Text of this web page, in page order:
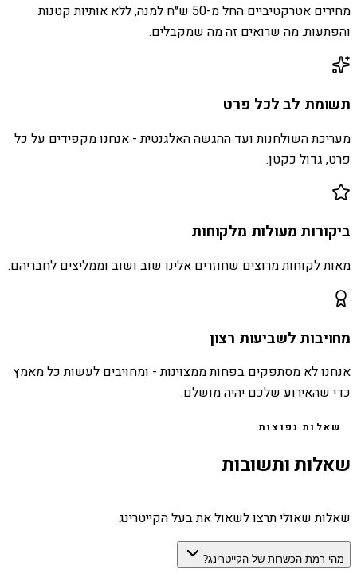
מחירים אטרקטיביים החל מ-50 ש״ח למנה, ללא אותיות קטנות
והפתעות. מה שרואים זה מה שמקבלים.
תשומת לב לכל פרט
מעריכת השולחנות ועד ההגשה האלגנטית - אנחנו מקפידים על כל
פרט, גדול כקטן.
ביקורות מעולות מלקוחות
מאות לקוחות מרוצים שחוזרים אלינו שוב ושוב וממליצים לחבריהם.
מחויבות לשביעות רצון
אנחנו לא מסתפקים בפחות ממצוינות - ומחויבים לעשות כל מאמץ
כדי שהאירוע שלכם יהיה מושלם.
שאלות נפוצות
שאלות ותשובות
שאלות שאולי תרצו לשאול את בעל הקייטרינג
מהי רמת הכשרות של הקייטרינג?